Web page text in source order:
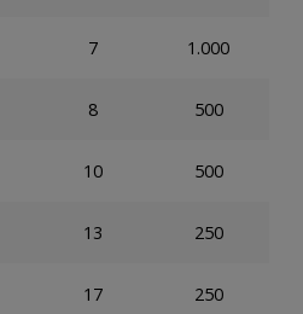
7 1.000
8 500
10 500
13 250
17 250